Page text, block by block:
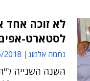
לא זוכה אחד
לסטארט-
נחמה אלמוג 16:20